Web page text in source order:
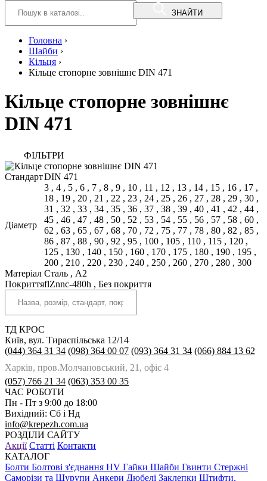
ЗНАЙТИ
Головна ›
Шайби ›
Кільця ›
Кільце стопорне зовнішнє DIN 471
Кільце стопорне зовнішнє
DIN 471
ФIЛЬТРИ
СтандартDIN 471
Діаметр
3 , 4 , 5 , 6 , 7 , 8 , 9 , 10 , 11 , 12 , 13 , 14 , 15 , 16 , 17 ,
18 , 19 , 20 , 21 , 22 , 23 , 24 , 25 , 26 , 27 , 28 , 29 , 30 ,
31 , 32 , 33 , 34 , 35 , 36 , 37 , 38 , 39 , 40 , 41 , 42 , 44 ,
45 , 46 , 47 , 48 , 50 , 52 , 53 , 54 , 55 , 56 , 57 , 58 , 60 ,
62 , 63 , 65 , 67 , 68 , 70 , 72 , 75 , 77 , 78 , 80 , 82 , 85 ,
86 , 87 , 88 , 90 , 92 , 95 , 100 , 105 , 110 , 115 , 120 ,
125 , 130 , 140 , 150 , 160 , 170 , 175 , 180 , 190 , 195 ,
200 , 210 , 220 , 230 , 240 , 250 , 260 , 270 , 280 , 300
Матеріал Сталь , A2
ПокриттяflZnnc-480h , Без покриття
ТД КРОС
Київ, вул. Тираспільська 12/14
(044) 364 31 34 (098) 364 00 07 (093) 364 31 34 (066) 884 13 62
Харків, пров.Молчановський, 21, офіс 4
(057) 766 21 34 (063) 353 00 35
ЧАС РОБОТИ
Пн - Пт з 9:00 до 18:00
Вихідний: Сб і Нд
info@krepezh.com.ua
РОЗДІЛИ САЙТУ
Акції Статті Контакти
КАТАЛОГ
Болти Болтові з'єднання HV Гайки Шайби Гвинти Стержні
Саморізи та Шурупи Анкери Дюбелі Заклепки Штифти,